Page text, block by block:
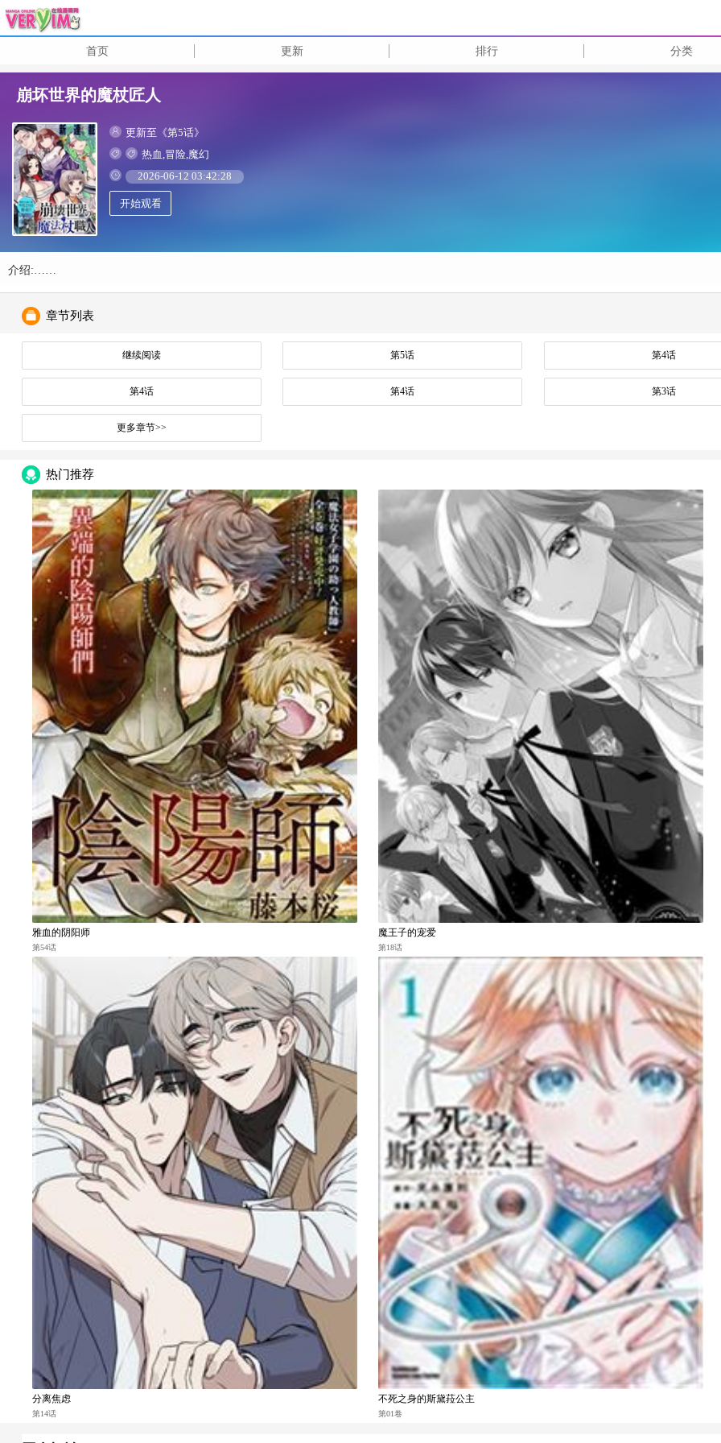
首页 更新 排行 分类
崩坏世界的魔杖匠人
更新至《第5话》
热血,冒险,魔幻
2026-06-12 03:42:28
开始观看
介绍:……
章节列表
继续阅读 第5话 第4话
第4话 第4话 第3话
更多章节>>
热门推荐
雅血的阴阳师
第54话
魔王子的宠爱
第18话
分离焦虑
第14话
不死之身的斯黛菈公主
第01卷